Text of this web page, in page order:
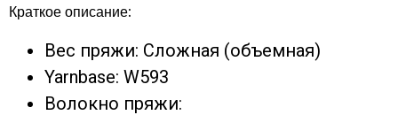
Краткое описание:
Вес пряжи: Сложная (объемная)
Yarnbase: W593
Волокно пряжи: